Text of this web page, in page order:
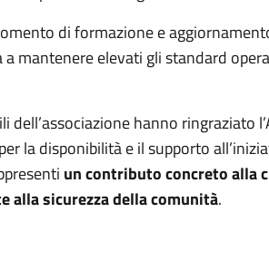
di formazione e
a mantenere elevati gli standard
dell’associazione hanno ringraziato
la disponibilità e il supporto
un contributo concreto alla
alla sicurezza della comunità.